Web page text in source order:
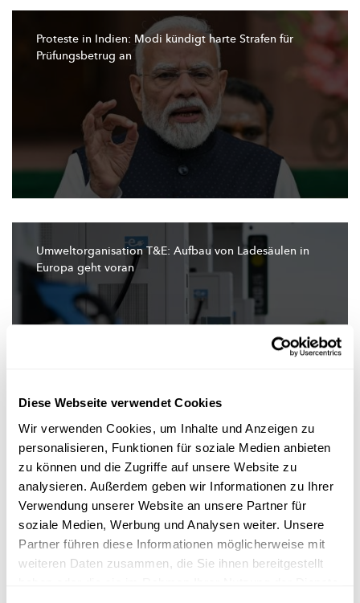
Diese Webseite verwendet Cookies
Wir verwenden Cookies, um Inhalte und Anzeigen zu
personalisieren, Funktionen für soziale Medien anbieten
zu können und die Zugriffe auf unsere Website zu
analysieren. Außerdem geben wir Informationen zu Ihrer
Verwendung unserer Website an unsere Partner für
soziale Medien, Werbung und Analysen weiter. Unsere
Partner führen diese Informationen möglicherweise mit
weiteren Daten zusammen, die Sie ihnen bereitgestellt
Proteste in Indien: Modi kündigt harte Strafen für
Prüfungsbetrug an
UmweltorganisationT&E: Aufbau von Ladesäulen in
Europa geht voran
Lederjacke von Nvidia-Chef Huang für fast eine Million
Dollar versteigert